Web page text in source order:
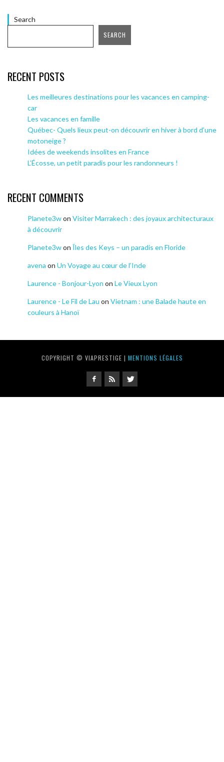
Search
SEARCH
RECENT POSTS
Les meilleures destinations pour les vacances en camping-
car
Les vacances en famille
Québec- Quels lieux peut-on découvrir en hiver à bord d’une
motoneige ?
Idées de weekends insolites en France
L’Écosse, un petit paradis pour les randonneurs !
RECENT COMMENTS
Planete3won Visiter Marrakech : des joyaux architecturaux
à découvrir
Planete3won Îles des Keys – un paradis en Floride
avena on Un Voyage au cœur de l’Inde
Laurence - Bonjour-Lyon on Le Vieux Lyon
Laurence - Le Fil de Lau on Vietnam : une Balade haute en
couleurs à Hanoï
COPYRIGHT © VIAPRESTIGE | MENTIONS LÉGALES